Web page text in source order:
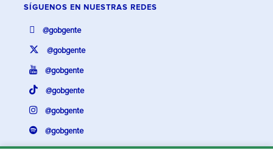
SÍGUENOS EN NUESTRAS REDES
@gobgente
@gobgente
@gobgente
@gobgente
@gobgente
@gobgente